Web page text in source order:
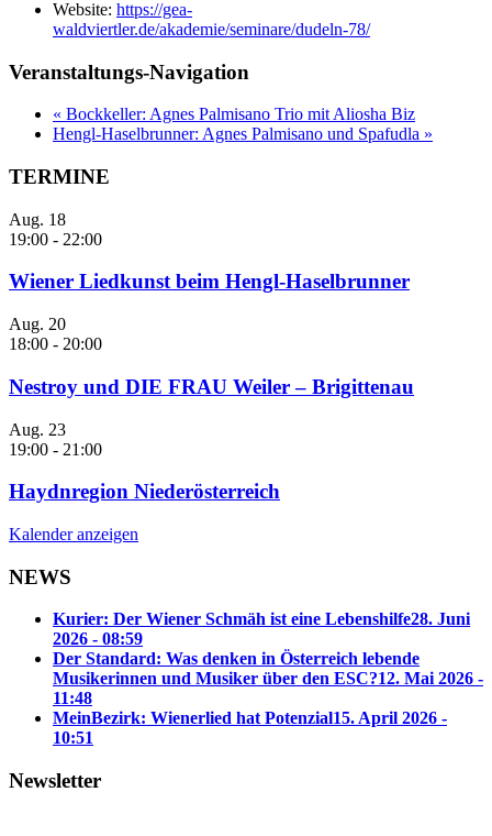
Website: https://gea-
waldviertler.de/akademie/seminare/dudeln-78/
Veranstaltungs-Navigation
« Bockkeller: Agnes Palmisano Trio mit Aliosha Biz
Hengl-Haselbrunner: Agnes Palmisano und Spafudla »
TERMINE
Aug. 18
19:00 - 22:00
Wiener Liedkunst beim Hengl-Haselbrunner
Aug. 20
18:00 - 20:00
Nestroy und DIE FRAU Weiler – Brigittenau
Aug. 23
19:00 - 21:00
Haydnregion Niederösterreich
Kalender anzeigen
NEWS
Kurier: Der Wiener Schmäh ist eine Lebenshilfe28. Juni
2026 - 08:59
Der Standard: Was denken in Österreich lebende
Musikerinnen und Musiker über den ESC?12. Mai 2026 -
11:48
MeinBezirk: Wienerlied hat Potenzial15. April 2026 -
10:51
Newsletter